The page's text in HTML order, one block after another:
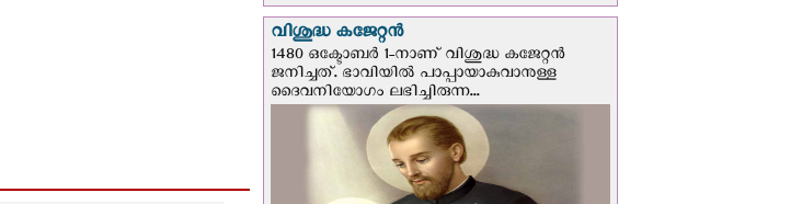
വിശുദ്ധ കജേറ്റന്‍
1480 ഒക്ടോബര്‍ 1-നാണ് വിശുദ്ധ കജേറ്റന്‍
ജനിച്ചത്. ഭാവിയില്‍ പാപ്പായാകുവാനുള്ള
ദൈവനിയോഗം ലഭിച്ചിരുന്ന...